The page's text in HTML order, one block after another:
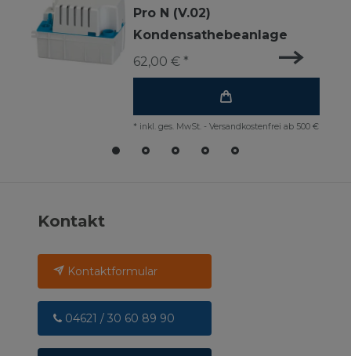
Pro N (V.02)
Kondensathebeanlage
62,00 € *
* inkl. ges. MwSt. - Versandkostenfrei ab 500 €
Kontakt
Kontaktformular
04621 / 30 60 89 90